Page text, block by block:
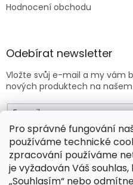
Pro správné fungování
používáme technické
zpracování používáme
je vyžadován Váš
„Souhlasím“ nebo
Hodnocení obchodu
Odebírat newsletter
Vložte svůj e-mail a my vám
nových produktech na
E-mail
Vložením e-mailu
PŘIHLÁSIT SE